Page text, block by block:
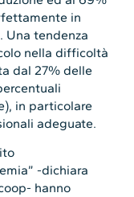
in
Una tendenza
nella difficoltà
dal 27% delle
in particolare
adeguate.
-dichiara
hanno